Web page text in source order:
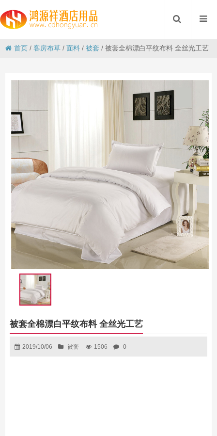
首页 /客房布草 /面料 /被套 /被套全棉漂白平纹布料 全丝光工艺
被套全棉漂白平纹布料 全丝光工艺
2019/10/06 被套 1506 0